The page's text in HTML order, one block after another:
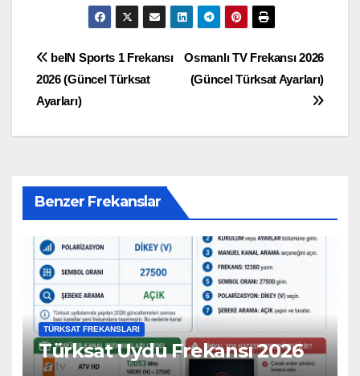
Yazı
gezinmesi
Osmanlı TV Frekansı 2026
(Güncel Türksat Ayarları)
beIN Sports 1 Frekansı
2026 (Güncel Türksat
Ayarları)
Benzer Frekanslar
TÜRKSAT FREKANSLARI
Türksat Uydu Frekansı 2026